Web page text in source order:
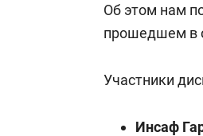
Об этом нам
прошедшем в
Участники
Инсаф